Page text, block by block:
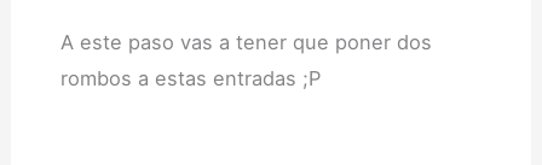
A este paso vas a tener que poner dos
rombos a estas entradas ;P